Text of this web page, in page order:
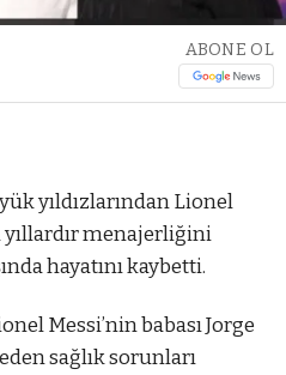
ABONE OL
yıldızlarından Lionel
yıllardır menajerliğini
hayatını kaybetti.
Messi’nin babası Jorge
sağlık sorunları